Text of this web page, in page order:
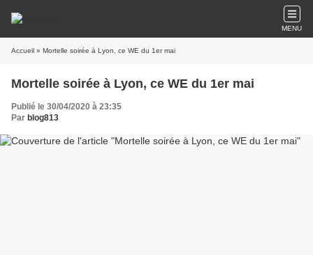
MENU
Accueil » Mortelle soirée à Lyon, ce WE du 1er mai
Mortelle soirée à Lyon, ce WE du 1er mai
Publié le 30/04/2020 à 23:35
Par blog813